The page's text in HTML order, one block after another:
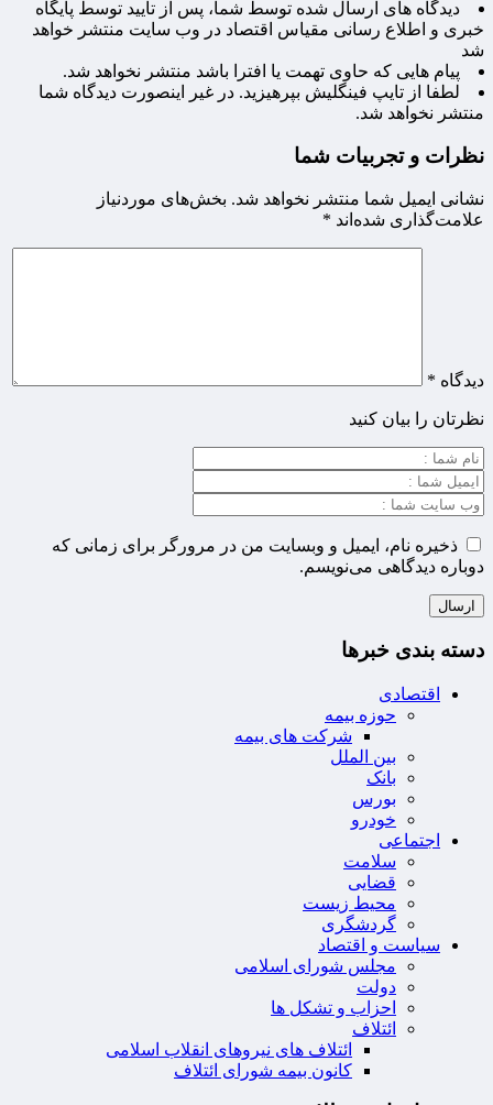
دیدگاه های ارسال شده توسط شما، پس از تایید توسط پایگاه
خبری و اطلاع رسانی مقیاس اقتصاد در وب سایت منتشر خواهد
شد
پیام هایی که حاوی تهمت یا افترا باشد منتشر نخواهد شد.
لطفا از تایپ فینگلیش بپرهیزید. در غیر اینصورت دیدگاه شما
منتشر نخواهد شد.
نظرات و تجربیات شما
نشانی ایمیل شما منتشر نخواهد شد. بخش‌های موردنیاز
علامت‌گذاری شده‌اند *
دیدگاه *
نظرتان را بیان کنید
ذخیره نام، ایمیل و وبسایت من در مرورگر برای زمانی که
دوباره دیدگاهی می‌نویسم.
دسته بندی خبرها
اقتصادی
حوزه بیمه
شرکت های بیمه
بین الملل
بانک
بورس
خودرو
اجتماعی
سلامت
قضایی
محیط زیست
گردشگری
سیاست و اقتصاد
مجلس شورای اسلامی
دولت
احزاب و تشکل ها
ائتلاف
ائتلاف های نیروهای انقلاب اسلامی
کانون بیمه شورای ائتلاف